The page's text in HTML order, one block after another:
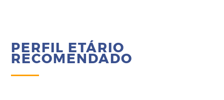
PERFIL ETÁRIO
RECOMENDADO